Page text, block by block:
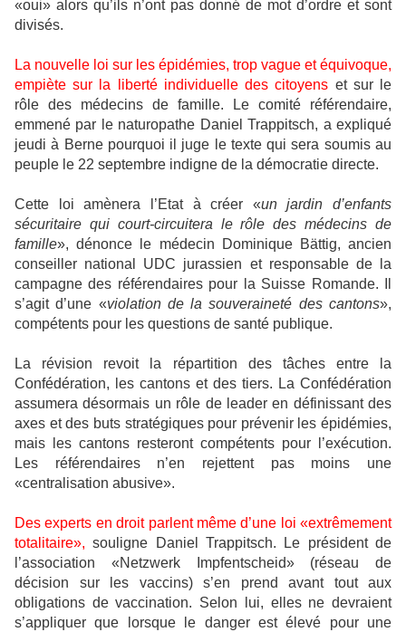
«oui» alors qu’ils n’ont pas donné de mot d’ordre et sont
divisés.
La nouvelle loi sur les épidémies, trop vague et équivoque,
empiète sur la liberté individuelle des citoyens et sur le
rôle des médecins de famille. Le comité référendaire,
emmené par le naturopathe Daniel Trappitsch, a expliqué
jeudi à Berne pourquoi il juge le texte qui sera soumis au
peuple le 22 septembre indigne de la démocratie directe.
Cette loi amènera l’Etat à créer «un jardin d’enfants
sécuritaire qui court-circuitera le rôle des médecins de
famille», dénonce le médecin Dominique Bättig, ancien
conseiller national UDC jurassien et responsable de la
campagne des référendaires pour la Suisse Romande. Il
s’agit d’une «violation de la souveraineté des cantons»,
compétents pour les questions de santé publique.
La révision revoit la répartition des tâches entre la
Confédération, les cantons et des tiers. La Confédération
assumera désormais un rôle de leader en définissant des
axes et des buts stratégiques pour prévenir les épidémies,
mais les cantons resteront compétents pour l’exécution.
Les référendaires n’en rejettent pas moins une
«centralisation abusive».
Des experts en droit parlent même d’une loi «extrêmement
totalitaire», souligne Daniel Trappitsch. Le président de
l’association «Netzwerk Impfentscheid» (réseau de
décision sur les vaccins) s’en prend avant tout aux
obligations de vaccination. Selon lui, elles ne devraient
s’appliquer que lorsque le danger est élevé pour une